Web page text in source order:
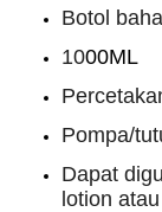
Botol
1000ML
Pompa/
Dapat
lotion